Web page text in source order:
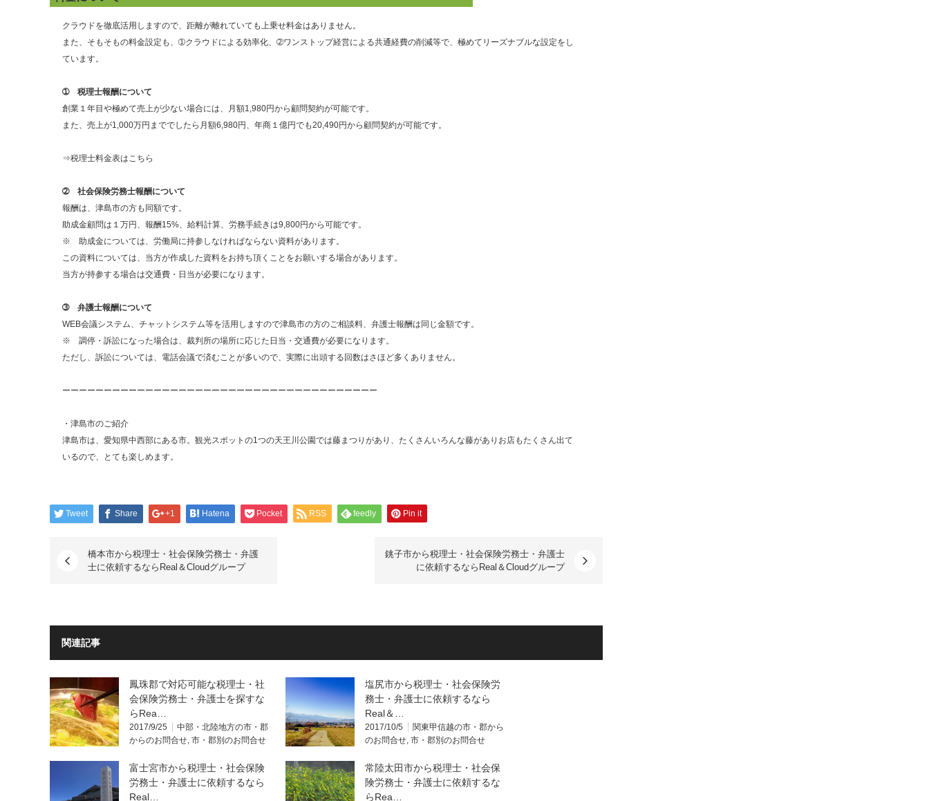
クラウドを徹底活用しますので、距離が離れていても上乗せ料金はありません。
また、そもそもの料金設定も、➀クラウドによる効率化、➁ワンストップ経営による共通経費の削減等で、極めてリーズナブルな設定をし
ています。
➀ 税理士報酬について
創業１年目や極めて売上が少ない場合には、月額1,980円から顧問契約が可能です。
また、売上が1,000万円まででしたら月額6,980円、年商１億円でも20,490円から顧問契約が可能です。
⇒税理士料金表はこちら
➁ 社会保険労務士報酬について
報酬は、津島市の方も同額です。
助成金顧問は１万円、報酬15%、給料計算、労務手続きは9,800円から可能です。
※ 助成金については、労働局に持参しなければならない資料があります。
この資料については、当方が作成した資料をお持ち頂くことをお願いする場合があります。
当方が持参する場合は交通費・日当が必要になります。
➂ 弁護士報酬について
WEB会議システム、チャットシステム等を活用しますので津島市の方のご相談料、弁護士報酬は同じ金額です。
※ 調停・訴訟になった場合は、裁判所の場所に応じた日当・交通費が必要になります。
ただし、訴訟については、電話会議で済むことが多いので、実際に出頭する回数はさほど多くありません。
ーーーーーーーーーーーーーーーーーーーーーーーーーーーーーーーーーーーーーー
・津島市のご紹介
津島市は、愛知県中西部にある市。観光スポットの1つの天王川公園では藤まつりがあり、たくさんいろんな藤がありお店もたくさん出て
いるので、とても楽しめます。
Tweet Share +1 Hatena Pocket RSS feedly Pin it
橋本市から税理士・社会保険労務士・弁護
士に依頼するならReal＆Cloudグループ
銚子市から税理士・社会保険労務士・弁護士
に依頼するならReal＆Cloudグループ
関連記事
鳳珠郡で対応可能な税理士・社
会保険労務士・弁護士を探すな
らRea…
2017/9/25
中部・北陸地方の市・郡
からのお問合せ, 市・郡別のお問合せ
塩尻市から税理士・社会保険労
務士・弁護士に依頼するなら
Real＆…
2017/10/5
関東甲信越の市・郡から
のお問合せ, 市・郡別のお問合せ
富士宮市から税理士・社会保険
労務士・弁護士に依頼するなら
Real…
常陸太田市から税理士・社会保
険労務士・弁護士に依頼するな
らRea…